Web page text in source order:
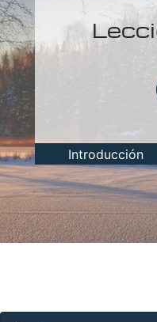
Introducción